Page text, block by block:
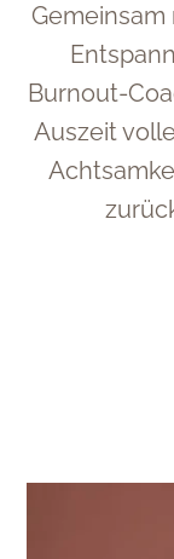
Burnout-
Auszeit